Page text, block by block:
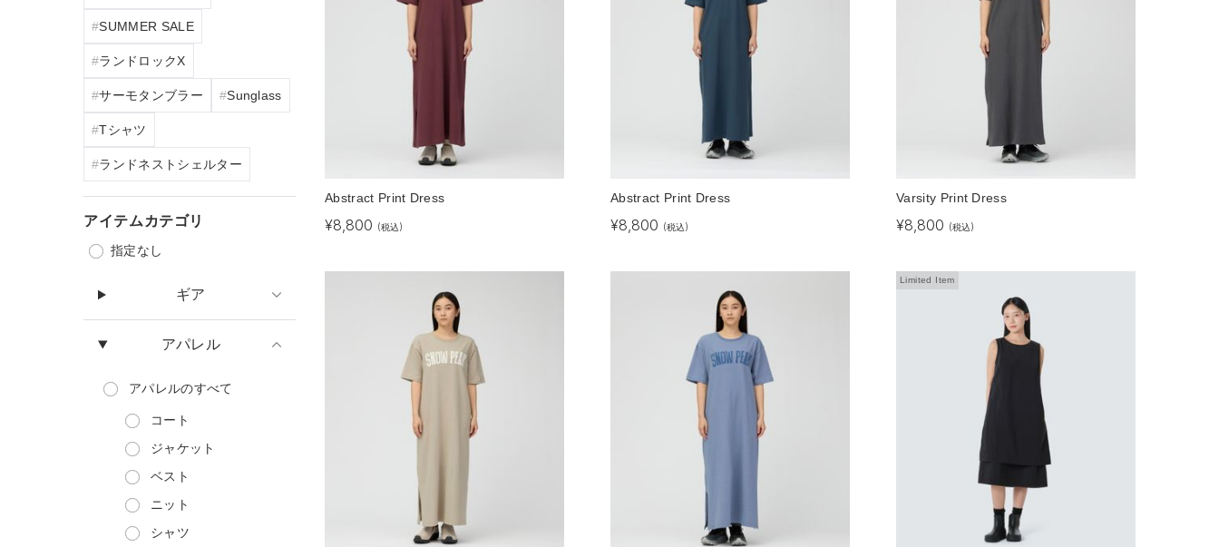
SUMMER SALE
ランドロックX
サーモタンブラー Sunglass
Tシャツ
ランドネストシェルター
アイテムカテゴリ
指定なし
ギア
アパレル
アパレルのすべて
コート
ジャケット
ベスト
ニット
シャツ
Abstract Print Dress
¥8,800 (税込)
Abstract Print Dress
¥8,800 (税込)
Varsity Print Dress
¥8,800 (税込)
Limited Item